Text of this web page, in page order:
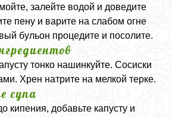
залейте водой и доведите
пену и варите на слабом огне
бульон процедите и посолите.
тонко нашинкуйте. Сосиски
Хрен натрите на мелкой терке.
супа
кипения, добавьте капусту и